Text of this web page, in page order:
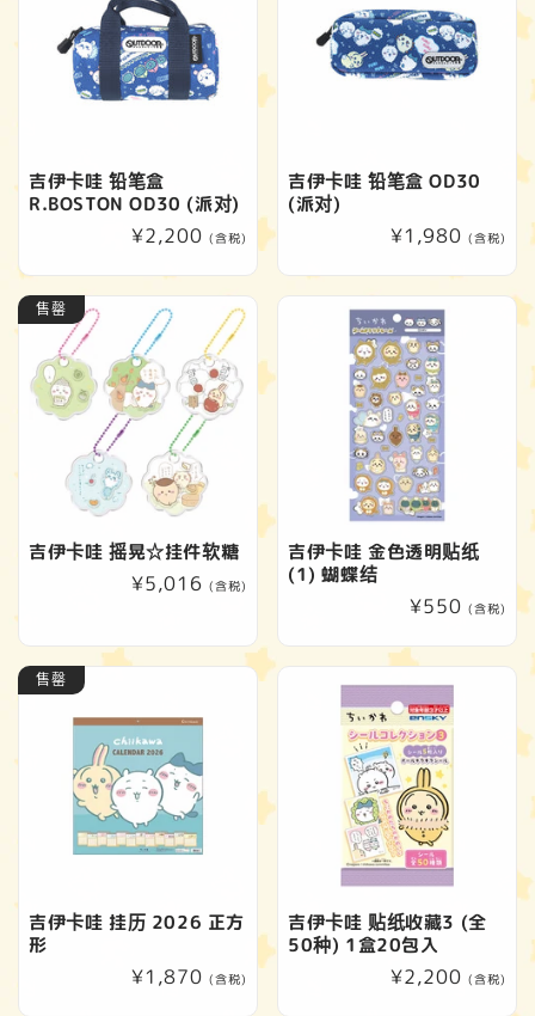
吉伊卡哇 铅笔盒
R.BOSTON OD30 (派对)
常
价
格
¥2,200 (含税)
吉伊卡哇 铅笔盒 OD30
(派对)
常
格
¥1,980 (含税)
售罄
吉伊卡哇 摇晃☆挂件软糖
常
格
¥5,016 (含税)
吉伊卡哇 金色透明贴纸
(1) 蝴蝶结
常
价
格
¥550 (含税)
售罄
吉伊卡哇 挂历 2026 正方
形
常
¥1,870 (含税)
吉伊卡哇 贴纸收藏3 (全
50种) 1盒20包入
常
¥2,200 (含税)